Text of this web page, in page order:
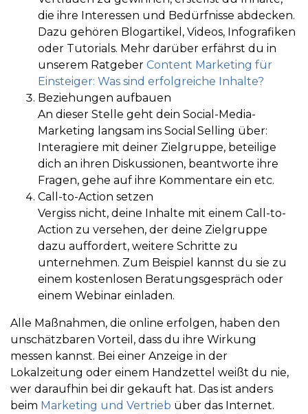
die ihre Interessen und Bedürfnisse abdecken.
Dazu gehören Blogartikel, Videos, Infografiken
oder Tutorials. Mehr darüber erfährst du in
unserem Ratgeber Content Marketing für
Einsteiger: Was sind erfolgreiche Inhalte?
Beziehungen aufbauen
An dieser Stelle geht dein Social-Media-
Marketing langsam ins Social Selling über:
Interagiere mit deiner Zielgruppe, beteilige
dich an ihren Diskussionen, beantworte ihre
Fragen, gehe auf ihre Kommentare ein etc.
Call-to-Action setzen
Vergiss nicht, deine Inhalte mit einem Call-to-
Action zu versehen, der deine Zielgruppe
dazu auffordert, weitere Schritte zu
unternehmen. Zum Beispiel kannst du sie zu
einem kostenlosen Beratungsgespräch oder
einem Webinar einladen.
Alle Maßnahmen, die online erfolgen, haben den
unschätzbaren Vorteil, dass du ihre Wirkung
messen kannst. Bei einer Anzeige in der
Lokalzeitung oder einem Handzettel weißt du nie,
wer daraufhin bei dir gekauft hat. Das ist anders
beim Marketing und Vertrieb über das Internet.